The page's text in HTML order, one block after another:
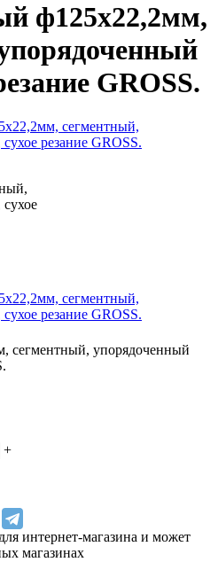
ф125х22,2мм,
GROSS.
сегментный, упорядоченный
+
интернет-магазина и может
магазинах